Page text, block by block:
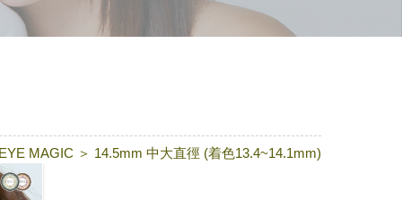
MAGIC ＞ 14.5mm 中大直徑 (着色13.4~14.1mm)